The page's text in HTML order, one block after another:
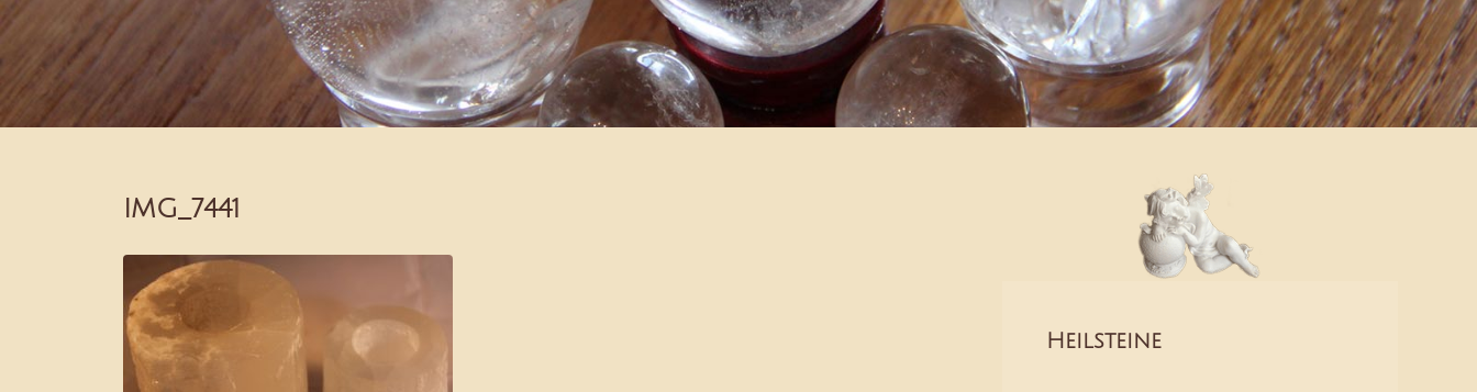
IMG_7441
Heilsteine